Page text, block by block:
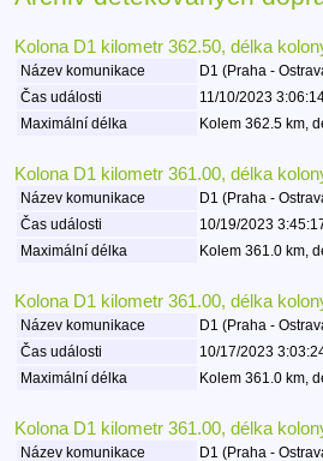
Kolona D1 kilometr 362.50, délka
Název komunikace D1 (Praha -
Čas události
11/10/2023
Maximální délka
Kolem 362.5 km,
Kolona D1 kilometr 361.00, délka
Název komunikace D1 (Praha -
Čas události
10/19/2023
Maximální délka
Kolem 361.0 km,
Kolona D1 kilometr 361.00, délka
Název komunikace D1 (Praha -
Čas události
10/17/2023
Maximální délka
Kolem 361.0 km,
Kolona D1 kilometr 361.00, délka
Název komunikace D1 (Praha -